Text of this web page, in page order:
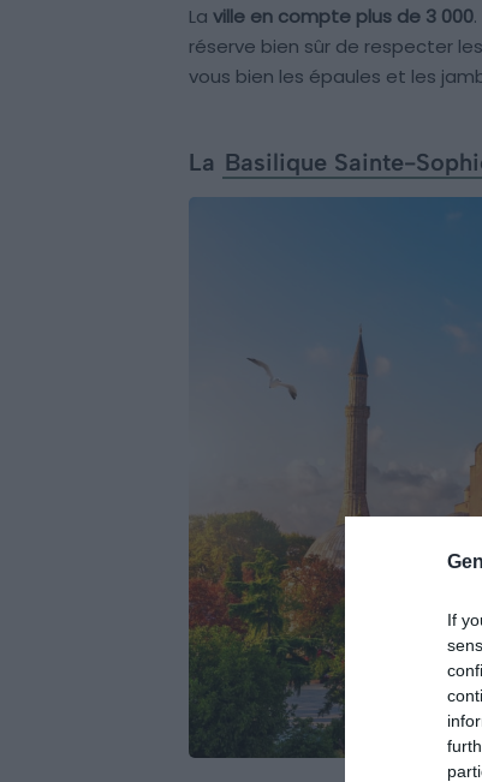
If
La ville en compte plus de 3 000
réserve bien sûr de respecter
vous bien les épaules et les
La Basilique Sainte-